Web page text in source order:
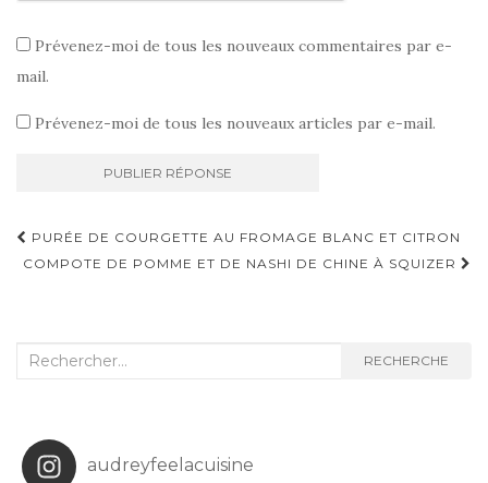
Prévenez-moi de tous les nouveaux commentaires par e-
mail.
Prévenez-moi de tous les nouveaux articles par e-mail.
Navigation
d'article
PURÉE DE COURGETTE AU FROMAGE BLANC ET CITRON
COMPOTE DE POMME ET DE NASHI DE CHINE À SQUIZER
Recherche
RECHERCHE
audreyfeelacuisine